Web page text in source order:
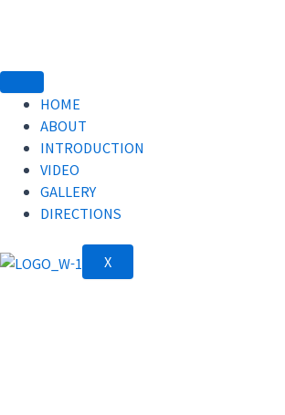
로
건
HOME
ABOUT
INTRODUCTION
VIDEO
GALLERY
DIRECTIONS
X